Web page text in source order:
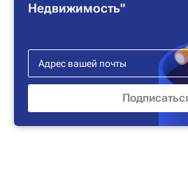
Недвижимость"